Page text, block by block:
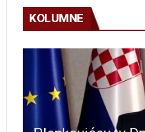
KOLUMNE